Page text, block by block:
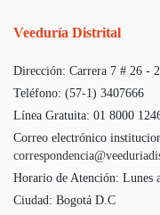
Veeduría Distrital
Dirección: Carrera 7 # 26 -
Teléfono: (57-1) 3407666
Línea Gratuita: 01 8000
Correo electrónico
Horario de Atención: Lunes
Ciudad: Bogotá D.C